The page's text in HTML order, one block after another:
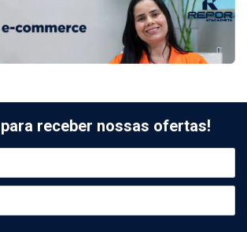
receber nossas ofertas!